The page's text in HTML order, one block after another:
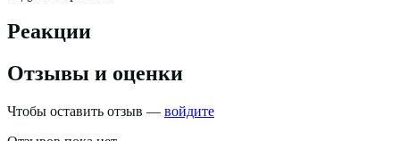
Реакции
Отзывы и оценки
Чтобы оставить отзыв — войдите